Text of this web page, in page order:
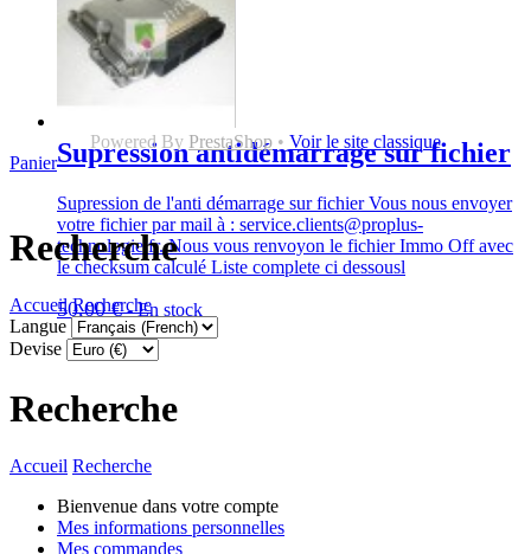
Supression antidémarrage sur fichier
Supression de l'anti démarrage sur fichier Vous nous envoyer
votre fichier par mail à : service.clients@proplus-
technologie.fr. Nous vous renvoyon le fichier Immo Off avec
le checksum calculé Liste complete ci dessousl
50,00 €-En stock
Powered By PrestaShop • Voir le site classique
Panier
Recherche
Accueil Recherche
Langue
Devise
Recherche
Accueil Recherche
Bienvenue dans votre compte
Mes informations personnelles
Mes commandes